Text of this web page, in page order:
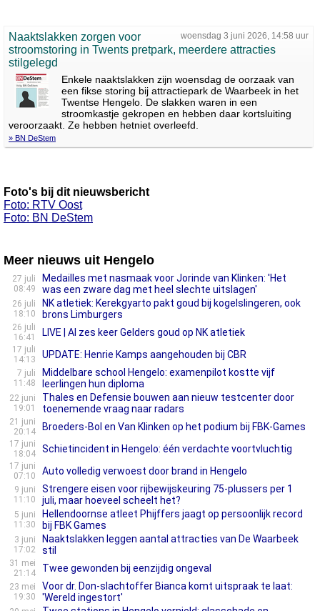
woensdag 3 juni 2026, 14:58 uur
Naaktslakken zorgen voor
stroomstoring in Twents pretpark, meerdere attracties
stilgelegd
Enkele naaktslakken zijn woensdag de oorzaak van
een fikse storing bij attractiepark de Waarbeek in het
Twentse Hengelo. De slakken waren in een
stroomkastje gekropen en hebben daar kortsluiting
veroorzaakt. Ze hebben hetniet overleefd.
» BN DeStem
Foto's bij dit nieuwsbericht
Foto: RTV Oost
Foto: BN DeStem
Meer nieuws uit Hengelo
27 juli
08:49
Medailles met nasmaak voor Jorinde van Klinken: 'Het
was een zware dag met heel slechte uitslagen'
26 juli
18:10
NK atletiek: Kerekgyarto pakt goud bij kogelslingeren, ook
brons Limburgers
26 juli
16:41
LIVE | Al zes keer Gelders goud op NK atletiek
17 juli
14:13
UPDATE: Henrie Kamps aangehouden bij CBR
7 juli
11:48
Middelbare school Hengelo: examenpilot kostte vijf
leerlingen hun diploma
22 juni
19:01
Thales en Defensie bouwen aan nieuw testcenter door
toenemende vraag naar radars
21 juni
20:14
Broeders-Bol en Van Klinken op het podium bij FBK-Games
17 juni
18:04
Schietincident in Hengelo: één verdachte voortvluchtig
17 juni
07:10
Auto volledig verwoest door brand in Hengelo
9 juni
11:10
Strengere eisen voor rijbewijskeuring 75-plussers per 1
juli, maar hoeveel scheelt het?
5 juni
11:30
Hellendoornse atleet Phijffers jaagt op persoonlijk record
bij FBK Games
3 juni
17:02
Naaktslakken leggen aantal attracties van De Waarbeek
stil
31 mei
21:14
Twee gewonden bij eenzijdig ongeval
23 mei
19:30
Voor dr. Don-slachtoffer Bianca komt uitspraak te laat:
'Wereld ingestort'